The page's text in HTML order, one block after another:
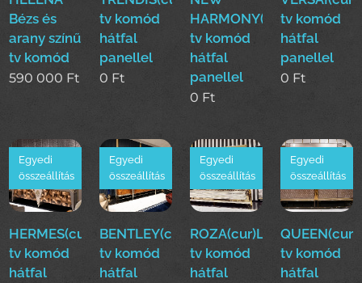
Bézs és
arany színű
tv komód
590 000 Ft
tv komód
hátfal
panellel
0 Ft
HARMONY(cur)Luxus
tv komód
hátfal
panellel
0 Ft
tv komód
hátfal
panellel
0 Ft
HERMES(cur)Luxus
tv komód
hátfal
Egyedi
összeállítás
BENTLEY(cur)Luxus
tv komód
hátfal
Egyedi
összeállítás
ROZA(cur)Luxus
tv komód
hátfal
Egyedi
összeállítás
tv komód
hátfal
Egyedi
összeállítás